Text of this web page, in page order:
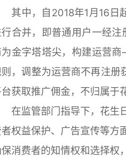
中，自2018年1月16日起
合并，即普通用户一经
为金字塔塔尖，构建运营
，调整为运营商不再注册
获取推广佣金，不归属于
监管部门指导下，花生日
权益保护、广告宣传等方
消费者的知情权和选择权